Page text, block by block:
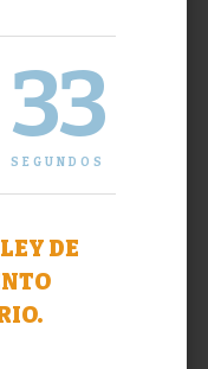
34
SEGUNDOS
LEY DE